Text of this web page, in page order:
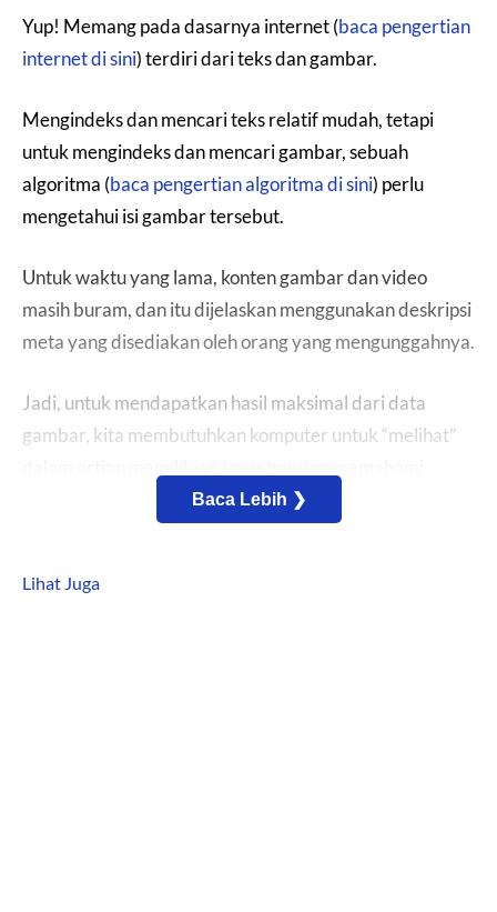
Yup! Memang pada dasarnya internet (baca pengertian
internet di sini) terdiri dari teks dan gambar.
Mengindeks dan mencari teks relatif mudah, tetapi
untuk mengindeks dan mencari gambar, sebuah
algoritma (baca pengertian algoritma di sini) perlu
mengetahui isi gambar tersebut.
Untuk waktu yang lama, konten gambar dan video
masih buram, dan itu dijelaskan menggunakan deskripsi
meta yang disediakan oleh orang yang mengunggahnya.
Jadi, untuk mendapatkan hasil maksimal dari data
gambar, kita membutuhkan komputer untuk “melihat”
membahas secara lebih lengkap terkait definisi
Baca Lebih ❯
Lihat Juga